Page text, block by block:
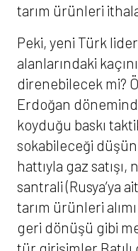
tarım ürünleri
Peki, yeni Türk
alanlarındaki
direnebilecek mi?
Erdoğan
koyduğu baskı
sokabileceği
hattıyla gaz satışı,
santrali (Rusya’ya
tarım ürünleri
geri dönüşü gibi